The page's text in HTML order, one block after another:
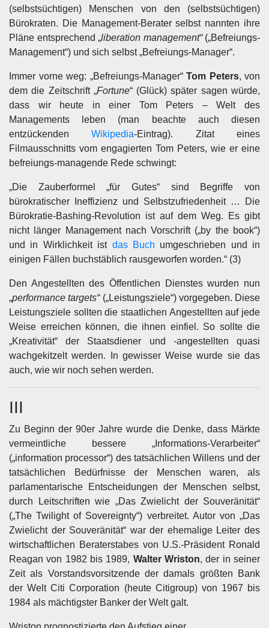
(selbstsüchtigen) Menschen von den (selbstsüchtigen)
Bürokraten. Die Management-Berater selbst nannten ihre
Pläne entsprechend „liberation management“(„Befreiungs-
Management“) und sich selbst „Befreiungs-Manager“.
Immer vorne weg: „Befreiungs-Manager“ Tom Peters, von
dem die Zeitschrift „Fortune“ (Glück) später sagen würde,
dass wir heute in einer Tom Peters – Welt des
Managements leben (man beachte auch diesen
entzückendenWikipedia-Eintrag). Zitat eines
Filmausschnitts vom engagierten Tom Peters, wie er eine
befreiungs-managende Rede schwingt:
„Die Zauberformel „für Gutes“ sind Begriffe von
bürokratischer Ineffizienz und Selbstzufriedenheit … Die
Bürokratie-Bashing-Revolution ist auf dem Weg. Es gibt
nicht länger Management nach Vorschrift („by the book“)
und in Wirklichkeit ist das Buch umgeschrieben und in
einigen Fällen buchstäblich rausgeworfen worden.“ (3)
Den Angestellten des Öffentlichen Dienstes wurden nun
„performance targets“(„Leistungsziele“) vorgegeben. Diese
Leistungsziele sollten die staatlichen Angestellten auf jede
Weise erreichen können, die ihnen einfiel. So sollte die
„Kreativität“ der Staatsdiener und -angestellten quasi
wachgekitzelt werden. In gewisser Weise wurde sie das
auch, wie wir noch sehen werden.
III
Zu Beginn der 90er Jahre wurde die Denke, dass Märkte
vermeintliche bessere „Informations-Verarbeiter“
(„information processor“) des tatsächlichen Willens und der
tatsächlichen Bedürfnisse der Menschen waren, als
parlamentarische Entscheidungen der Menschen selbst,
durch Leitschriften wie „Das Zwielicht der Souveränität“
(„The Twilight of Sovereignty“) verbreitet. Autor von „Das
Zwielicht der Souveränität“ war der ehemalige Leiter des
wirtschaftlichen Beraterstabes von U.S.-Präsident Ronald
Reagan von 1982 bis 1989, Walter Wriston, der in seiner
Zeit als Vorstandsvorsitzende der damals größten Bank
der Welt Citi Corporation (heute Citigroup) von 1967 bis
1984 als mächtigster Banker der Welt galt.